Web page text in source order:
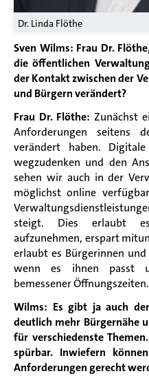
Dr. Linda Flöthe
Sven Wilms: Frau Dr.
die öffentlichen
der Kontakt zwischen der
und Bürgern verändert?
Frau Dr. Flöthe: Zunächst
Anforderungen seitens
verändert haben.
wegzudenken und den
sehen wir auch in der
möglichst online
steigt. Dies erlaubt
aufzunehmen, erspart
erlaubt es Bürgerinnen
wenn es ihnen passt
bemessener Öffnungszeiten.
Wilms: Es gibt ja auch
deutlich mehr Bürgernähe
für verschiedenste
spürbar. Inwiefern
Anforderungen gerecht